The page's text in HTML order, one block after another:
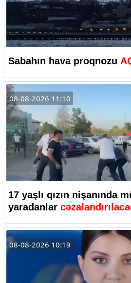
Sabahın hava proqnozu
08-08-2026 11:10
17 yaşlı qızın nişanında
yaradanlar
08-08-2026 10:19